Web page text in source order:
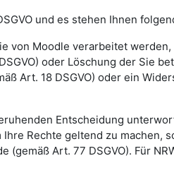
und es stehen Ihnen
Moodle verarbeitet werden,
oder Löschung der Sie
Art. 18 DSGVO) oder ein
Entscheidung
Rechte geltend zu
Art. 77 DSGVO). Für